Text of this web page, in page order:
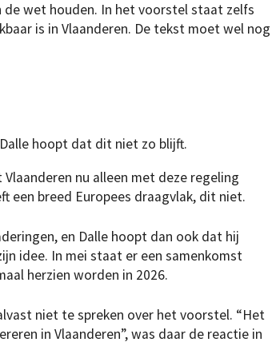
de wet houden. In het voorstel staat zelfs
is in Vlaanderen. De tekst moet wel nog
hoopt dat dit niet zo blijft.
nu alleen met deze regeling
een breed Europees draagvlak, dit niet.
en Dalle hoopt dan ook dat hij
idee. In mei staat er een samenkomst
herzien worden in 2026.
niet te spreken over het voorstel. “Het
in Vlaanderen”, was daar de reactie in